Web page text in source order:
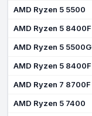
AMD Ryzen 5 5500
AMD Ryzen 5 8400F
AMD Ryzen 5
AMD Ryzen 5 8400F
AMD Ryzen 7 8700F
AMD Ryzen 5 7400